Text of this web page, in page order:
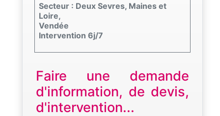
Secteur : Deux Sevres, Maines et
Loire,
Vendée
Intervention 6j/7
Faire une demande
d'information, de devis,
d'intervention...